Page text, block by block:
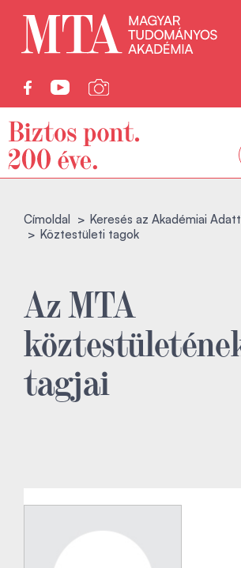
Címoldal
Keresés az Akadémiai
Köztestületi tagok
Az MTA
tagjai